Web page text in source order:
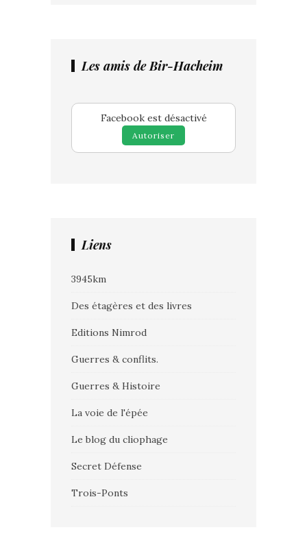
Les amis de Bir-Hacheim
Facebook est désactivé
Autoriser
Liens
3945km
Des étagères et des livres
Editions Nimrod
Guerres & conflits.
Guerres & Histoire
La voie de l'épée
Le blog du cliophage
Secret Défense
Trois-Ponts